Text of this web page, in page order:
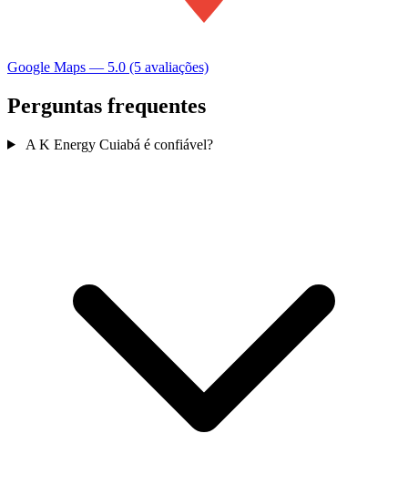
Google Maps — 5.0 (5 avaliações)
Perguntas frequentes
A K Energy Cuiabá é confiável?